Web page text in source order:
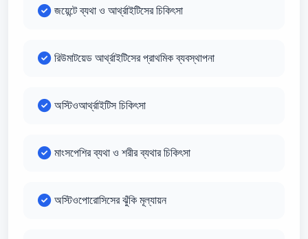
জয়েন্টে ব্যথা ও আর্থ্রাইটিসের চিকিৎসা
রিউমাটয়েড আর্থ্রাইটিসের প্রাথমিক ব্যবস্থাপনা
অস্টিওআর্থ্রাইটিস চিকিৎসা
মাংসপেশির ব্যথা ও শরীর ব্যথার চিকিৎসা
অস্টিওপোরোসিসের ঝুঁকি মূল্যায়ন